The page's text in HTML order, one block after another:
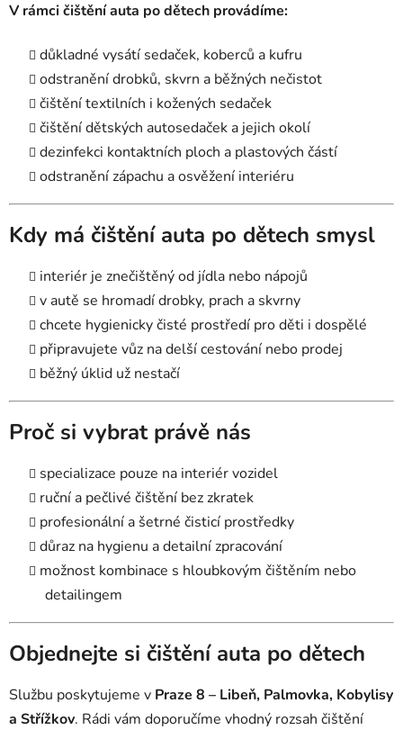
V rámci čištění auta po dětech provádíme:
důkladné vysátí sedaček, koberců a kufru
odstranění drobků, skvrn a běžných nečistot
čištění textilních i kožených sedaček
čištění dětských autosedaček a jejich okolí
dezinfekci kontaktních ploch a plastových částí
odstranění zápachu a osvěžení interiéru
Kdy má čištění auta po dětech smysl
interiér je znečištěný od jídla nebo nápojů
v autě se hromadí drobky, prach a skvrny
chcete hygienicky čisté prostředí pro děti i dospělé
připravujete vůz na delší cestování nebo prodej
běžný úklid už nestačí
Proč si vybrat právě nás
specializace pouze na interiér vozidel
ruční a pečlivé čištění bez zkratek
profesionální a šetrné čisticí prostředky
důraz na hygienu a detailní zpracování
možnost kombinace s hloubkovým čištěním nebo
detailingem
Objednejte si čištění auta po dětech
Službu poskytujeme v Praze 8 – Libeň, Palmovka, Kobylisy
a Střížkov. Rádi vám doporučíme vhodný rozsah čištění